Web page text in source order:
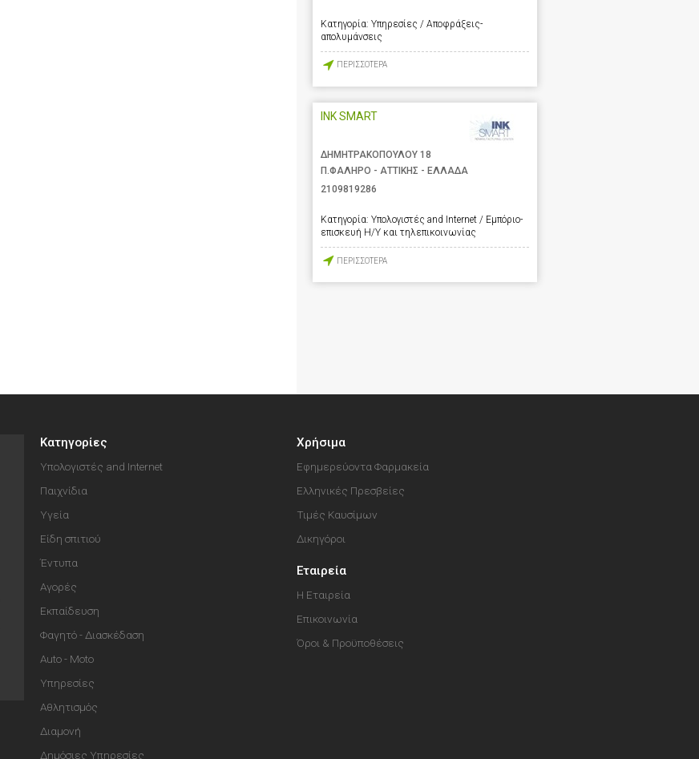
Κατηγορία: Υπηρεσίες / Αποφράξεις-
απολυμάνσεις
ΠΕΡΙΣΣΟΤΕΡΑ
INK SMART
ΔΗΜΗΤΡΑΚΟΠΟΥΛΟΥ 18
Π.ΦΑΛΗΡΟ - ΑΤΤΙΚΗΣ - ΕΛΛΑΔΑ
2109819286
Κατηγορία: Υπολογιστές and Internet / Εμπόριο-
επισκευή Η/Υ και τηλεπικοινωνίας
ΠΕΡΙΣΣΟΤΕΡΑ
Κατηγορίες
Υπολογιστές and Internet
Παιχνίδια
Υγεία
Είδη σπιτιού
Έντυπα
Αγορές
Εκπαίδευση
Φαγητό - Διασκέδαση
Auto - Moto
Υπηρεσίες
Αθλητισμός
Διαμονή
Δημόσιες Υπηρεσίες
Χρήσιμα
Εφημερεύοντα Φαρμακεία
Ελληνικές Πρεσβείες
Τιμές Καυσίμων
Δικηγόροι
Εταιρεία
Η Εταιρεία
Επικοινωνία
Όροι & Προϋποθέσεις